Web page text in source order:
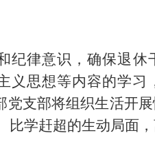
纪律意识，确保退休
义思想等内容的学习
党支部将组织生活开展
比学赶超的生动局面